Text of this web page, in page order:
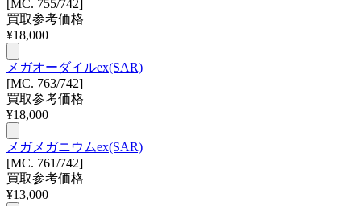
[MC. 755/742]
買取参考価格
¥18,000
メガオーダイルex(SAR)
[MC. 763/742]
買取参考価格
¥18,000
メガメガニウムex(SAR)
[MC. 761/742]
買取参考価格
¥13,000